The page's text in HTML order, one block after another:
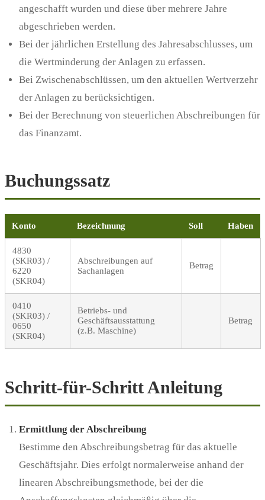
angeschafft wurden und diese über mehrere Jahre
abgeschrieben werden.
Bei der jährlichen Erstellung des Jahresabschlusses, um
die Wertminderung der Anlagen zu erfassen.
Bei Zwischenabschlüssen, um den aktuellen Wertverzehr
der Anlagen zu berücksichtigen.
Bei der Berechnung von steuerlichen Abschreibungen für
das Finanzamt.
Buchungssatz
Konto Bezeichnung Soll Haben
4830
(SKR03) /
6220
(SKR04)
Abschreibungen auf
Sachanlagen
Betrag
0410
(SKR03) /
0650
(SKR04)
Betriebs- und
Geschäftsausstattung
(z.B. Maschine)
Betrag
Schritt-für-Schritt Anleitung
Ermittlung der Abschreibung
Bestimme den Abschreibungsbetrag für das aktuelle
Geschäftsjahr. Dies erfolgt normalerweise anhand der
linearen Abschreibungsmethode, bei der die